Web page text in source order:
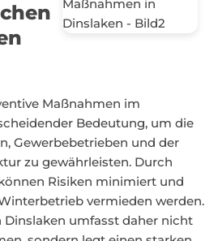
Maßnahmen im
Bedeutung, um die
Gewerbebetrieben und der
zu gewährleisten. Durch
Risiken minimiert und
vermieden werden.
umfasst daher nicht